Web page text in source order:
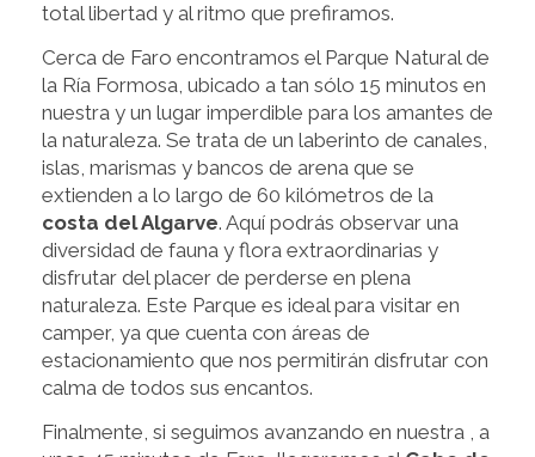
total libertad y al ritmo que prefiramos.
Cerca de Faro encontramos el Parque Natural de
la Ría Formosa, ubicado a tan sólo 15 minutos en
nuestra y un lugar imperdible para los amantes de
la naturaleza. Se trata de un laberinto de canales,
islas, marismas y bancos de arena que se
extienden a lo largo de 60 kilómetros de la
costa del Algarve. Aquí podrás observar una
diversidad de fauna y flora extraordinarias y
disfrutar del placer de perderse en plena
naturaleza. Este Parque es ideal para visitar en
camper, ya que cuenta con áreas de
estacionamiento que nos permitirán disfrutar con
calma de todos sus encantos.
Finalmente, si seguimos avanzando en nuestra , a